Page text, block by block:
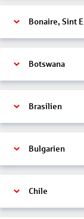
Botswana
Brasilien
Bulgarien
Chile